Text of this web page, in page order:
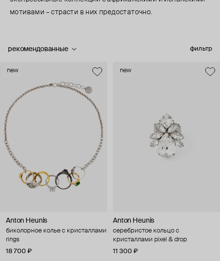
мотивами – страсти в них предостаточно.
фильтр
рекомендованные
new
Anton Heunis
биколорное колье с кристаллами
rings
18 700 ₽
new
Anton Heunis
серебристое кольцо с
кристаллами pixel & drop
11 300 ₽